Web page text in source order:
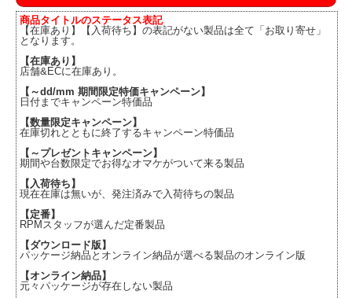
商品タイトルのステータス表記
【在庫あり】【入荷待ち】の表記がない製品は全て「お取り寄せ」
となります。
【在庫あり】
店舗&ECに在庫あり。
【～dd/mm 期間限定特価キャンペーン】
日付までキャンペーン特価品
【数量限定キャンペーン】
在庫切れとともに終了するキャンペーン特価品
【～プレゼントキャンペーン】
期間や台数限定でお得なオマケがついて来る製品
【入荷待ち】
現在在庫は無いが、発注済みで入荷待ちの製品
【定番】
RPMスタッフが選んだ定番製品
【ダウンロード版】
パッケージ納品とオンライン納品が選べる製品のオンライン版
【オンライン納品】
元々パッケージが存在しない製品